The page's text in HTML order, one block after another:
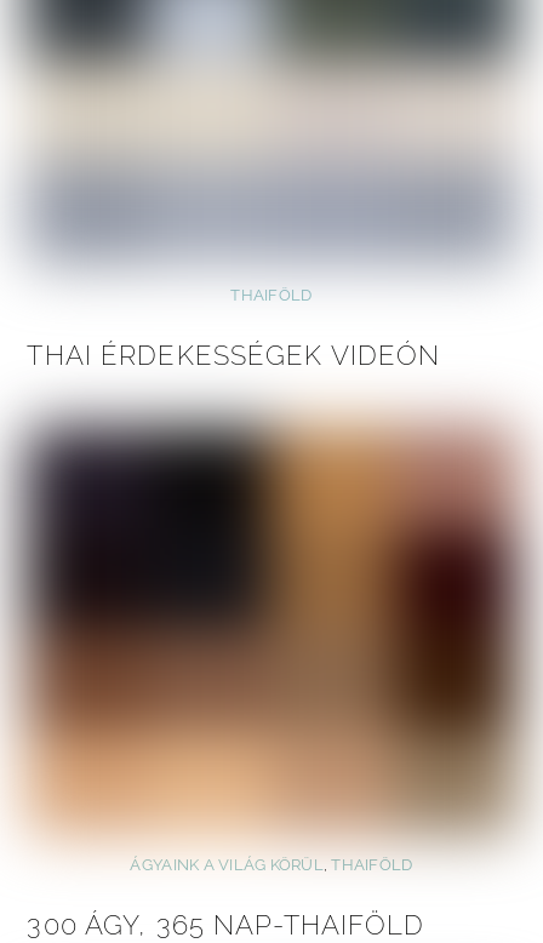
THAIFÖLD
THAI ÉRDEKESSÉGEK VIDEÓN
ÁGYAINK A VILÁG KÖRÜL ,THAIFÖLD
300 ÁGY, 365 NAP-THAIFÖLD